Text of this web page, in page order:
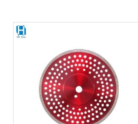
Corte A Seco De Concreto,
Tijolo Duro, Azulejo, Granito
Duro E Materiais De
Construção